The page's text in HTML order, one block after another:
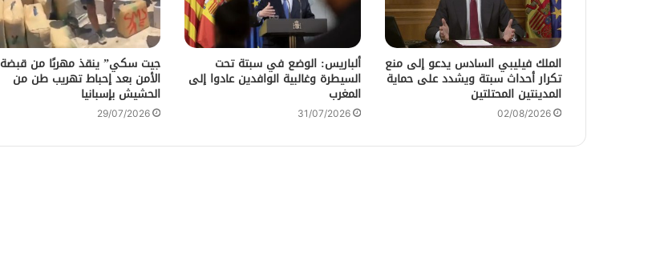
الملك فيليبي السادس يدعو إلى منع
تكرار أحداث سبتة ويشدد على حماية
المدينتين المحتلتين
02/08/2026
ألباريس: الوضع في سبتة تحت
السيطرة وغالبية الوافدين عادوا إلى
المغرب
31/07/2026
جيت سكي” ينقذ مهربًا من قبضة
الأمن بعد إحباط تهريب طن من
الحشيش بإسبانيا
29/07/2026